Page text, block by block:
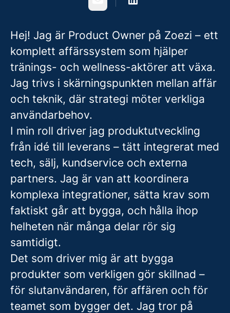
Hej! Jag är Product Owner på Zoezi – ett
komplett affärssystem som hjälper
tränings- och wellness-aktörer att växa.
Jag trivs i skärningspunkten mellan affär
och teknik, där strategi möter verkliga
användarbehov.
I min roll driver jag produktutveckling
från idé till leverans – tätt integrerat med
tech, sälj, kundservice och externa
partners. Jag är van att koordinera
komplexa integrationer, sätta krav som
faktiskt går att bygga, och hålla ihop
helheten när många delar rör sig
samtidigt.
Det som driver mig är att bygga
produkter som verkligen gör skillnad –
för slutanvändaren, för affären och för
teamet som bygger det. Jag tror på